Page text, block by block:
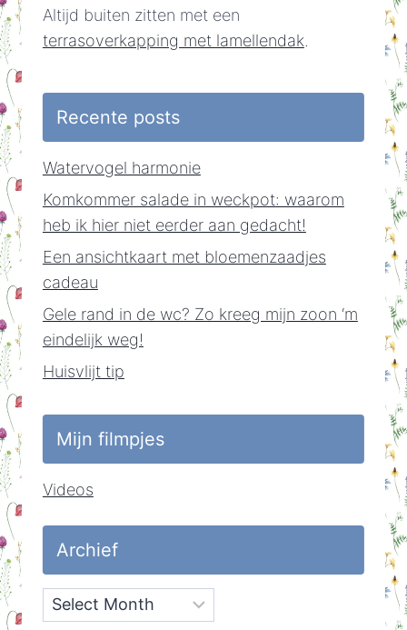
Altijd buiten zitten met een
terrasoverkapping met lamellendak.
Recente posts
Watervogel harmonie
Komkommer salade in weckpot: waarom
heb ik hier niet eerder aan gedacht!
Een ansichtkaart met bloemenzaadjes
cadeau
Gele rand in de wc? Zo kreeg mijn zoon ‘m
eindelijk weg!
Huisvlijt tip
Mijn filmpjes
Videos
Archief
Archief